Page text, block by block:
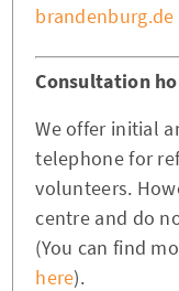
brandenburg.de
Consultation
We offer initial
telephone for
volunteers.
centre and do
(You can find
here).